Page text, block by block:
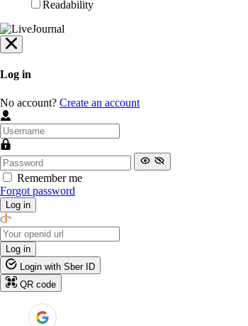
Readability
Log in
No account? Create an account
Remember me
Forgot password
Log in
Log in
Login with Sber ID
QR code